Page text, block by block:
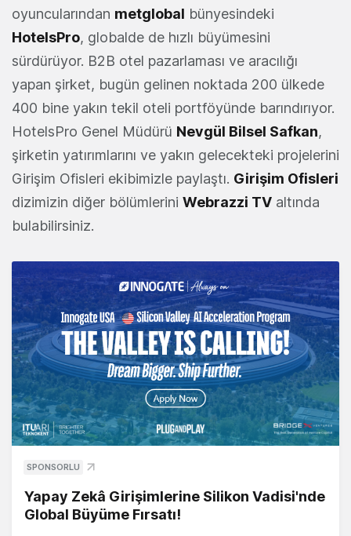
oyuncularından metglobal bünyesindeki
HotelsPro, globalde de hızlı büyümesini
sürdürüyor. B2B otel pazarlaması ve aracılığı
yapan şirket, bugün gelinen noktada 200 ülkede
400 bine yakın tekil oteli portföyünde barındırıyor.
HotelsPro Genel Müdürü Nevgül Bilsel Safkan,
şirketin yatırımlarını ve yakın gelecekteki projelerini
Girişim Ofisleri ekibimizle paylaştı. Girişim Ofisleri
dizimizin diğer bölümlerini Webrazzi TV altında
bulabilirsiniz.
SPONSORLU
Yapay Zekâ Girişimlerine Silikon Vadisi'nde
Global Büyüme Fırsatı!